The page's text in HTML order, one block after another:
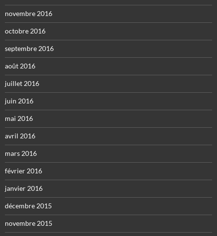
novembre 2016
octobre 2016
septembre 2016
août 2016
juillet 2016
juin 2016
mai 2016
avril 2016
mars 2016
février 2016
janvier 2016
décembre 2015
novembre 2015